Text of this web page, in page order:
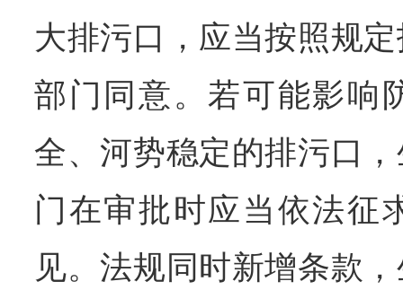
大排污口，应当按照规
部门同意。若可能影响
全、河势稳定的排污口
门在审批时应当依法征
见。法规同时新增条款